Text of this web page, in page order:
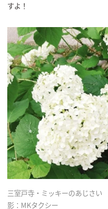
すよ！
三室戸寺・ミッキーのあじさ
影：MKタクシー